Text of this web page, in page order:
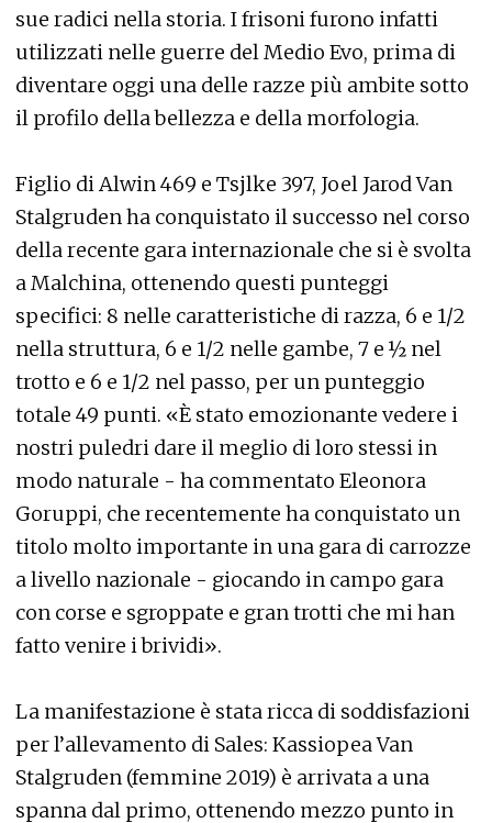
sue radici nella storia. I frisoni furono infatti
utilizzati nelle guerre del Medio Evo, prima di
diventare oggi una delle razze più ambite sotto
il profilo della bellezza e della morfologia.
Figlio di Alwin 469 e Tsjlke 397, Joel Jarod Van
Stalgruden ha conquistato il successo nel corso
della recente gara internazionale che si è svolta
a Malchina, ottenendo questi punteggi
specifici: 8 nelle caratteristiche di razza, 6 e 1/2
nella struttura, 6 e 1/2 nelle gambe, 7 e ½ nel
trotto e 6 e 1/2 nel passo, per un punteggio
totale 49 punti. «È stato emozionante vedere i
nostri puledri dare il meglio di loro stessi in
modo naturale - ha commentato Eleonora
Goruppi, che recentemente ha conquistato un
titolo molto importante in una gara di carrozze
a livello nazionale - giocando in campo gara
con corse e sgroppate e gran trotti che mi han
fatto venire i brividi».
La manifestazione è stata ricca di soddisfazioni
per l’allevamento di Sales: Kassiopea Van
Stalgruden (femmine 2019) è arrivata a una
spanna dal primo, ottenendo mezzo punto in